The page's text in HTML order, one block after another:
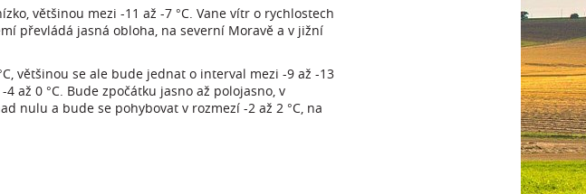
většinou mezi -11 až -7 °C. Vane vítr o rychlostech
převládá jasná obloha, na severní Moravě a v jižní
většinou se ale bude jednat o interval mezi -9 až -13
až 0 °C. Bude zpočátku jasno až polojasno, v
nulu a bude se pohybovat v rozmezí -2 až 2 °C, na